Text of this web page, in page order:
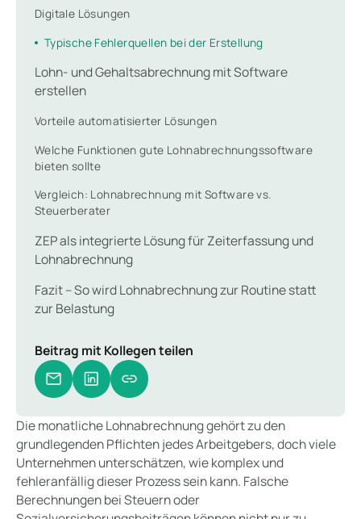
Digitale Lösungen
Typische Fehlerquellen bei der Erstellung
Lohn- und Gehaltsabrechnung mit Software
erstellen
Vorteile automatisierter Lösungen
Welche Funktionen gute Lohnabrechnungssoftware
bieten sollte
Vergleich: Lohnabrechnung mit Software vs.
Steuerberater
ZEP als integrierte Lösung für Zeiterfassung und
Lohnabrechnung
Fazit – So wird Lohnabrechnung zur Routine statt
zur Belastung
Beitrag mit Kollegen teilen
Die monatliche Lohnabrechnung gehört zu den
grundlegenden Pflichten jedes Arbeitgebers, doch viele
Unternehmen unterschätzen, wie komplex und
fehleranfällig dieser Prozess sein kann. Falsche
Berechnungen bei Steuern oder